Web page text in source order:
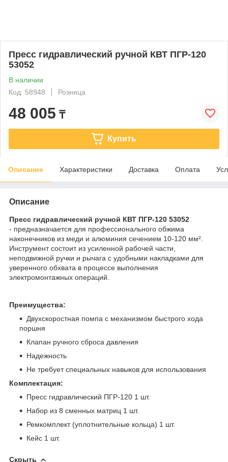
Пресс гидравлический ручной КВТ ПГР-120
53052
В наличии
Код: 58948
Розница
48 005 ₸
Купить
Описание Характеристики Доставка Оплата
Описание
Пресс гидравлический ручной КВТ ПГР-120 53052
- предназначается для профессионального обжима
наконечников из меди и алюминия сечением 10-120 мм².
Инструмент состоит из усиленной рабочей части,
неподвижной ручки и рычага с удобными накладками для
уверенного обхвата в процессе выполнения
электромонтажных операций.
Преимущества:
Двухскоростная помпа с механизмом быстрого хода
поршня
Клапан ручного сброса давления
Надежность
Не требует специальных навыков для использования
Комплектация:
Пресс гидравлический ПГР-120 1 шт.
Набор из 8 сменных матриц 1 шт.
Ремкомплект (уплотнительные кольца) 1 шт.
Кейс 1 шт.
Скрыть